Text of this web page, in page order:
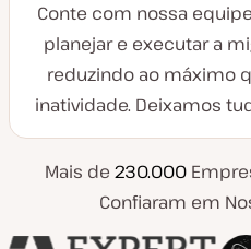
Conte com nossa
planejar e executar a
reduzindo ao máximo
inatividade. Deixamos
Mais de 230.000
Confiaram em